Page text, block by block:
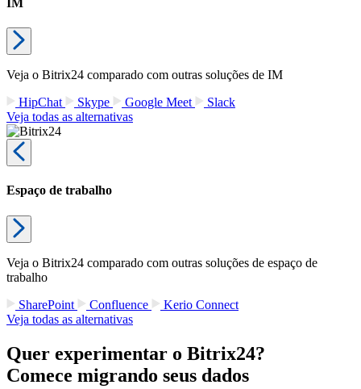
IM
Veja o Bitrix24 comparado com outras soluções de IM
HipChat
Skype Google Meet
Slack
Veja todas as alternativas
Espaço de trabalho
Veja o Bitrix24 comparado com outras soluções de espaço de
trabalho
SharePoint
Confluence
Kerio Connect
Veja todas as alternativas
Quer experimentar o Bitrix24?
Comece migrando seus dados